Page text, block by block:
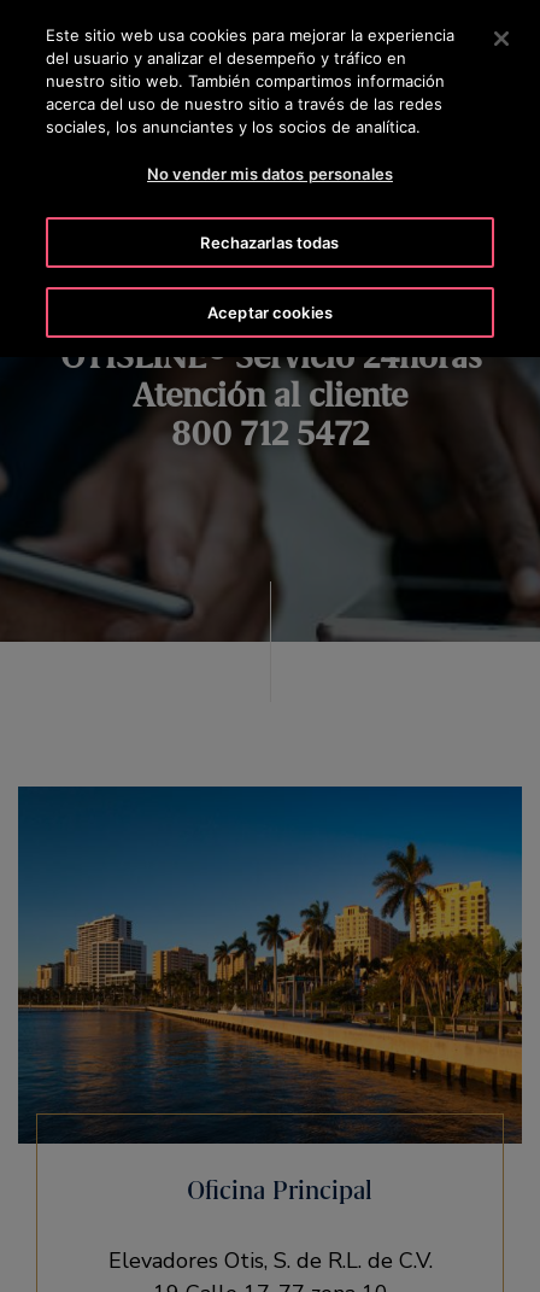
Pulse Intro para saltar al contenido principal
BUSCAR
OTISLINE® Servicio 24horas
Atención al cliente
800 712 5472
Oficina Principal
Elevadores Otis, S. de R.L. de C.V.
Este sitio web usa cookies para mejorar la experiencia
del usuario y analizar el desempeño y tráfico en
nuestro sitio web. También compartimos información
acerca del uso de nuestro sitio a través de las redes
sociales, los anunciantes y los socios de analítica.
No vender mis datos personales
Rechazarlas todas
Aceptar cookies